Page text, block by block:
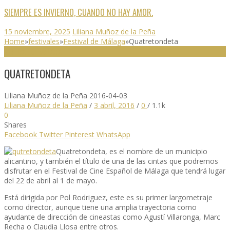
SIEMPRE ES INVIERNO, CUANDO NO HAY AMOR.
15 noviembre, 2025 Liliana Muñoz de la Peña
Home»festivales»Festival de Málaga»Quatretondeta
QUATRETONDETA
Liliana Muñoz de la Peña 2016-04-03
Liliana Muñoz de la Peña / 3 abril, 2016 / 0 / 1.1k
0
Shares
Facebook Twitter Pinterest WhatsApp
Quatretondeta, es el nombre de un municipio
alicantino, y también el título de una de las cintas que podremos
disfrutar en el Festival de Cine Español de Málaga que tendrá lugar
del 22 de abril al 1 de mayo.
Está dirigida por Pol Rodriguez, este es su primer largometraje
como director, aunque tiene una amplia trayectoria como
ayudante de dirección de cineastas como Agustí Villaronga, Marc
Recha o Claudia Llosa entre otros.